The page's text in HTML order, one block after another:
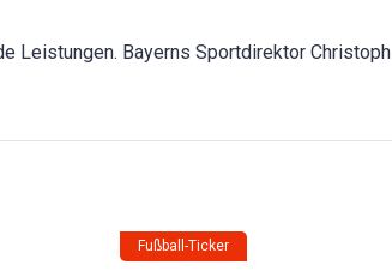
Leistungen. Bayerns Sportdirektor Christoph
Fußball-Ticker